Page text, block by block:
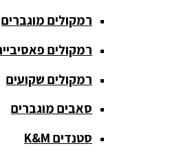
מיקסר
מוגברים
מיקרופון
רמקולים מוגברים
רמקולים פאסיביים
רמקולים שקועים
סאבים מוגברים
סטנדים K&M